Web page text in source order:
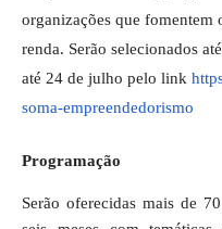
organizações que fomentem
renda. Serão selecionados
até 24 de julho pelo link
soma-empreendedorismo
Programação
Serão oferecidas mais de